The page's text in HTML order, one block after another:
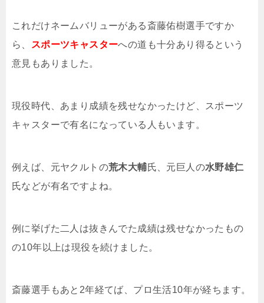
これだけネームバリューがある斎藤佑樹選手ですか
ら、
スポーツキャスターへの道も十分あり得るという
意見もありました。
現役時代、あまり成績を残せなかったけど、スポーツ
キャスターで有名になっている人もいます。
例えば、元ヤクルトの荒木大輔氏、元巨人の水野雄仁
氏などが有名ですよね。
例に挙げた二人は抜きんでた成績は残せなかったもの
の10年以上は現役を続けました。
斎藤選手もあと2年経てば、プロ生活10年が経ちます。